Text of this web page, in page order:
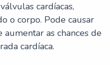
cardíacas,
o corpo. Pode causar
as chances de
cardíaca.